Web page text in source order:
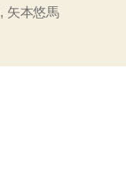
, 矢本悠馬